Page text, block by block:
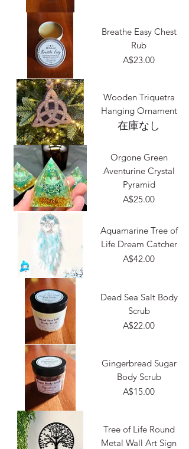
Breathe Easy Chest
Rub
価格
A$23.00
Wooden Triquetra
Hanging Ornament
在庫なし
Orgone Green
Aventurine Crystal
Pyramid
価格
A$25.00
Aquamarine Tree of
Life Dream Catcher
価格
A$42.00
Dead Sea Salt Body
Scrub
価格
A$22.00
Gingerbread Sugar
Body Scrub
価格
A$15.00
Tree of Life Round
Metal Wall Art Sign